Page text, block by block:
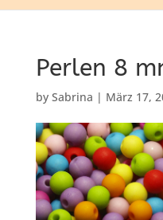
Perlen 8
by Sabrina | März 17,